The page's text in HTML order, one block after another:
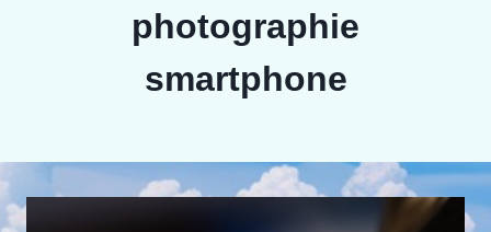
photographie
smartphone